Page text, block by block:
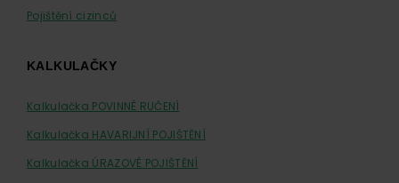
Pojištění cizinců
KALKULAČKY
Kalkulačka POVINNÉ RUČENÍ
Kalkulačka HAVARIJNÍ POJIŠTĚNÍ
Kalkulačka ÚRAZOVÉ POJIŠTĚNÍ